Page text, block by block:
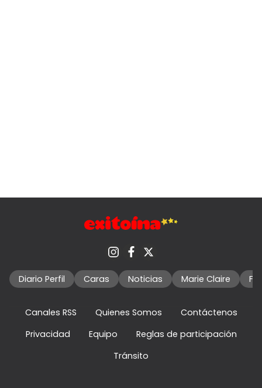
Diario Perfil Caras Noticias Marie Claire
Canales RSS Quienes Somos
Contáctenos
Privacidad
Equipo
Reglas de participación
Tránsito